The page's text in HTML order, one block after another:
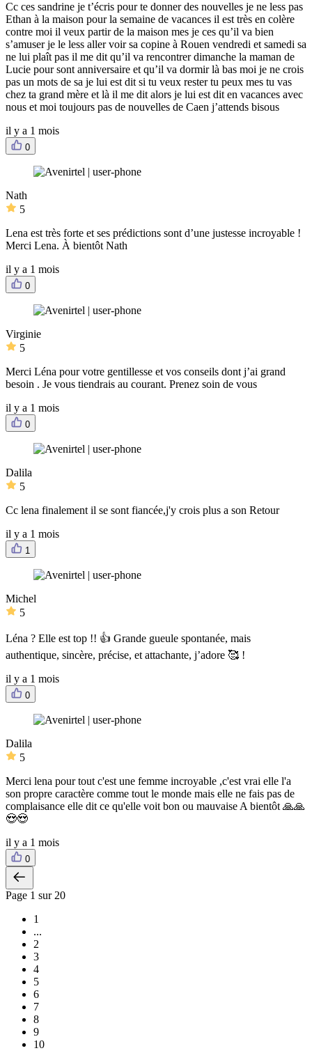
Cc ces sandrine je t’écris pour te donner des nouvelles je ne less pas
Ethan à la maison pour la semaine de vacances il est très en colère
contre moi il veux partir de la maison mes je ces qu’il va bien
s’amuser je le less aller voir sa copine à Rouen vendredi et samedi sa
ne lui plaît pas il me dit qu’il va rencontrer dimanche la maman de
Lucie pour sont anniversaire et qu’il va dormir là bas moi je ne crois
pas un mots de sa je lui est dit si tu veux rester tu peux mes tu vas
chez ta grand mère et là il me dit alors je lui est dit en vacances avec
nous et moi toujours pas de nouvelles de Caen j’attends bisous
il y a 1 mois
0
Nath
5
Lena est très forte et ses prédictions sont d’une justesse incroyable !
Merci Lena. À bientôt Nath
il y a 1 mois
0
Virginie
5
Merci Léna pour votre gentillesse et vos conseils dont j’ai grand
besoin . Je vous tiendrais au courant. Prenez soin de vous
il y a 1 mois
0
Dalila
5
Cc lena finalement il se sont fiancée,j'y crois plus a son Retour
il y a 1 mois
1
Michel
5
Léna ? Elle est top !! 👍 Grande gueule spontanée, mais
authentique, sincère, précise, et attachante, j’adore 🥰 !
il y a 1 mois
0
Dalila
5
Merci lena pour tout c'est une femme incroyable ,c'est vrai elle l'a
son propre caractère comme tout le monde mais elle ne fais pas de
complaisance elle dit ce qu'elle voit bon ou mauvaise A bientôt 🙏🙏
😍😍
il y a 1 mois
0
Page 1 sur 20
1
...
2
3
4
5
6
7
8
9
10